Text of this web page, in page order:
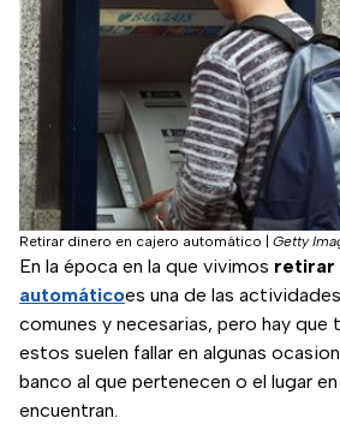
Retirar dinero en cajero automático Getty
En la época en la que vivimos retirar
automáticoes una de las
comunes y necesarias, pero hay que
estos suelen fallar en algunas
banco al que pertenecen o el lugar
encuentran.